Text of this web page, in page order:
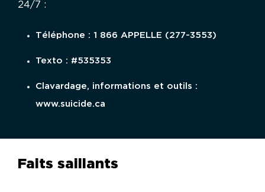
24/7 :
Téléphone : 1 866 APPELLE (277-3553)
Texto : #535353
Clavardage, informations et outils :
www.suicide.ca
Faits saillants